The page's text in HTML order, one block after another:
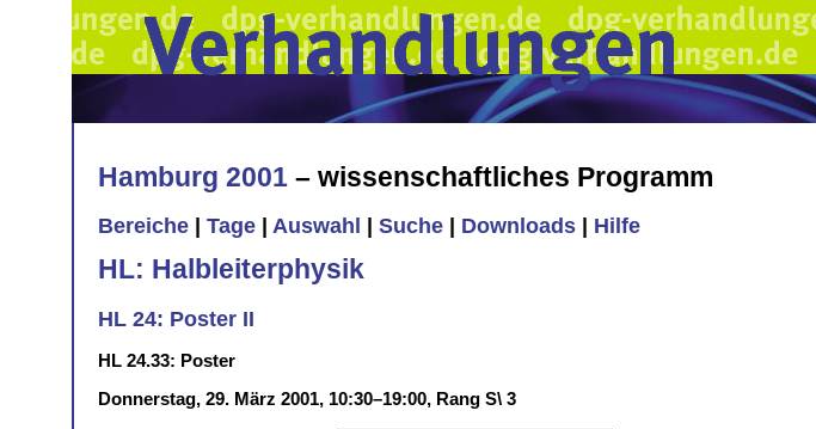
Hamburg 2001 – wissenschaftliches Programm
Bereiche Tage Auswahl Suche Downloads Hilfe
HL: Halbleiterphysik
HL 24: Poster II
HL 24.33: Poster
Donnerstag, 29. März 2001, 10:30–19:00, Rang S\ 3